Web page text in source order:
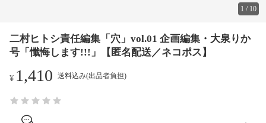
1 / 10
二村ヒトシ責任編集「穴」vol.01 企画編集・大泉りか
号「懺悔します!!!」【匿名配送／ネコポス】
¥ 1,410 送料込み(出品者負担)